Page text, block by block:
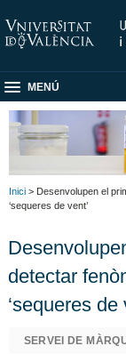
MENÚ
Inici > Desenvolupen el
‘sequeres de vent’
detectar
‘sequeres de
SERVEI DE